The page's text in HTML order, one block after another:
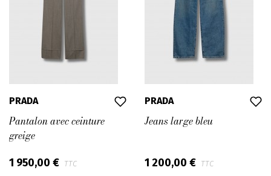
PRADA
Pantalon avec ceinture
greige
1 950,00 € TTC
PRADA
Jeans large bleu
1 200,00 € TTC